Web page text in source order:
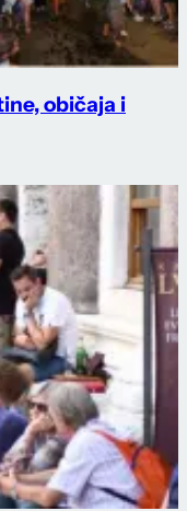
običaja i